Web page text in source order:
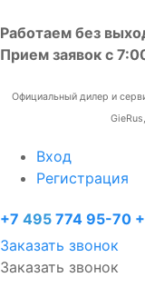
Работаем без
Прием заявок с
Официальный дилер и
Вход
Регистрация
+7 495 774 95-70
Заказать звонок
Заказать звонок